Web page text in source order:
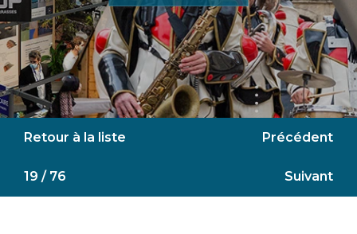
Retour à la liste Précédent
19 / 76 Suivant